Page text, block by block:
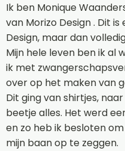
Ik ben Monique
van Morizo Design . Dit
Design, maar dan
Mijn hele leven ben ik al
ik met
over op het maken van
Dit ging van shirtjes,
beetje alles. Het werd
en zo heb ik besloten
mijn baan op te zeggen.